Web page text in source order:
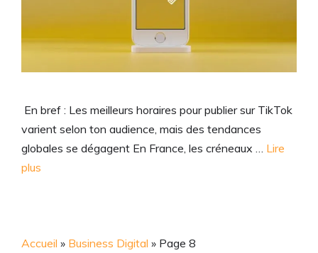
En bref : Les meilleurs horaires pour publier sur TikTok
varient selon ton audience, mais des tendances
globales se dégagent En France, les créneaux … Lire
plus
Accueil » Business Digital » Page 8